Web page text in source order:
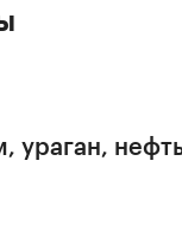
ураган,